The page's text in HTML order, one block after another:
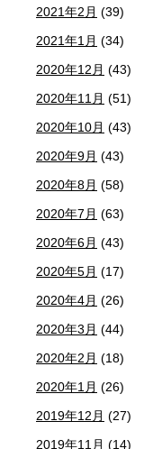
2021年2月 (39)
2021年1月 (34)
2020年12月 (43)
2020年11月 (51)
2020年10月 (43)
2020年9月 (43)
2020年8月 (58)
2020年7月 (63)
2020年6月 (43)
2020年5月 (17)
2020年4月 (26)
2020年3月 (44)
2020年2月 (18)
2020年1月 (26)
2019年12月 (27)
2019年11月 (14)